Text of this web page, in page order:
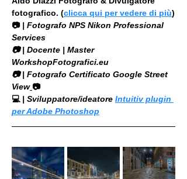
fotografico. (clicca qui per vedere di più)
📷 | Fotografo NPS Nikon Professional
Services
​📷 | Docente | Master
WorkshopFotografici.eu
📷 | Fotografo Certificato Google Street
View 📷
💻 | Sviluppatore/ideatore Intuitiv plugin
per Adobe Photoshop